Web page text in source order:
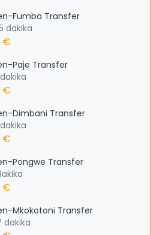
Fumba Transfer
dakika
€
Paje Transfer
€
Dimbani Transfer
€
Pongwe Transfer
€
Mkokotoni Transfer
dakika